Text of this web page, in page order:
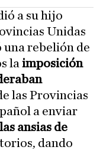
a su hijo
Unidas
una rebelión de
la imposición
las Provincias
a enviar
ansias de
dando